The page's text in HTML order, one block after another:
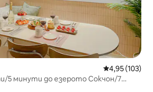
Средна
4,95 (103)
5 минути до езерото Сокчон/7